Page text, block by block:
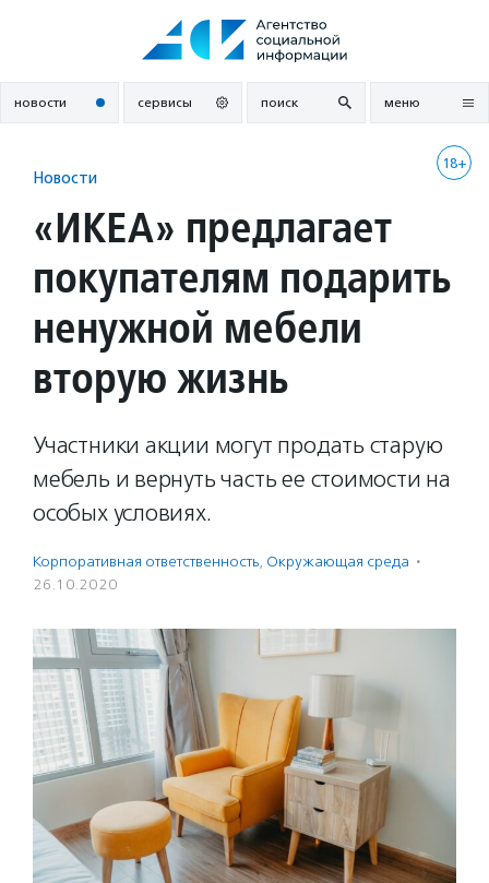
новости сервисы поиск меню
18+
Новости
«ИКЕА» предлагает
покупателям подарить
ненужной мебели
вторую жизнь
Участники акции могут продать старую
мебель и вернуть часть ее стоимости на
особых условиях.
Корпоративная ответственность, Окружающая среда ·
26.10.2020